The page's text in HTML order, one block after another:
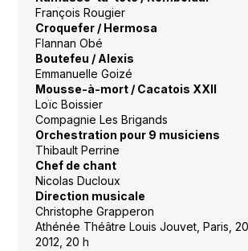
François Rougier
Croquefer / Hermosa
Flannan Obé
Boutefeu / Alexis
Emmanuelle Goizé
Mousse-à-mort / Cacatois XXII
Loïc Boissier
Compagnie Les Brigands
Orchestration pour 9 musiciens
Thibault Perrine
Chef de chant
Nicolas Ducloux
Direction musicale
Christophe Grapperon
Athénée Théâtre Louis Jouvet, Paris,
2012, 20 h